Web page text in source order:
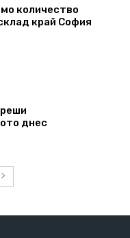
количество
край София
днес